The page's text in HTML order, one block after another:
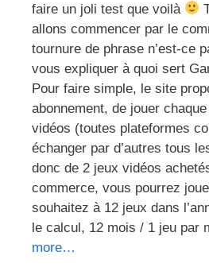
faire un joli test que voilà
allons commencer par le
tournure de phrase n’est-ce
vous expliquer à quoi sert
Pour faire simple, le site
abonnement, de jouer
vidéos (toutes plateformes
échanger par d’autres tous
donc de 2 jeux vidéos
commerce, vous pourrez
souhaitez à 12 jeux dans
le calcul, 12 mois / 1 jeu par
more…